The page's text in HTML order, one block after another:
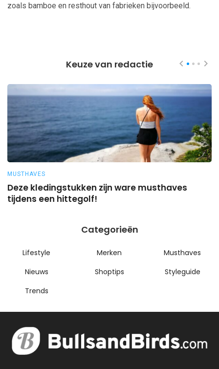
zoals bamboe en resthout van fabrieken bijvoorbeeld.
Keuze van redactie
MUSTHAVES
Deze kledingstukken zijn ware musthaves
tijdens een hittegolf!
Categorieën
Lifestyle Merken
Musthaves
Nieuws
Shoptips
Styleguide
Trends